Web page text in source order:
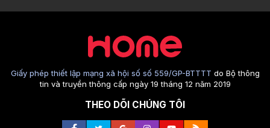
Giấy phép thiết lập mạng xã hội số số 559/GP-BTTTT do Bộ thông
tin và truyền thông cấp ngày 19 tháng 12 năm 2019
THEO DÕI CHÚNG TÔI